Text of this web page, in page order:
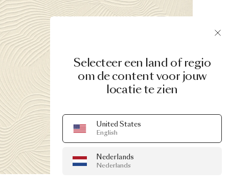
Selecteer een land of regio
om de content voor jouw
locatie te zien
United States
English
Nederlands
Nederlands